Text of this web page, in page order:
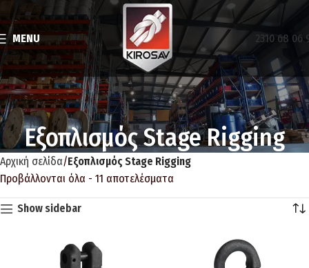
MENU 2310 68 06
Εξοπλισμός Stage Rigging
Αρχική σελίδα Εξοπλισμός Stage Rigging
Προβάλλονται όλα - 11 αποτελέσματα
Show sidebar